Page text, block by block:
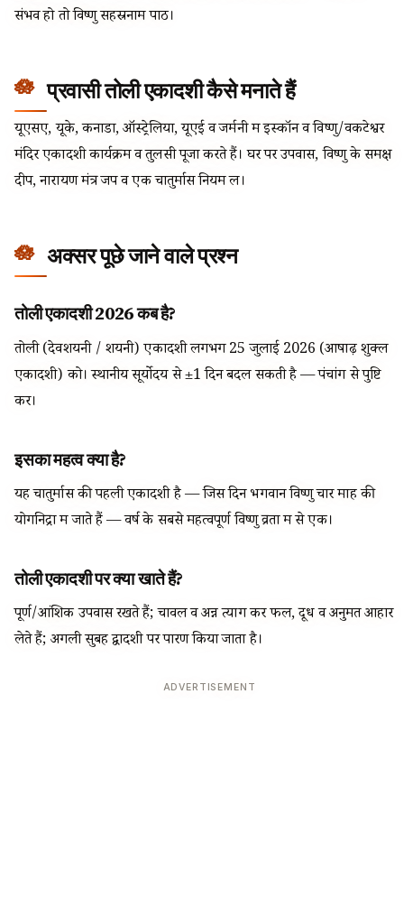
संभव हो तो विष्णु सहस्रनाम पाठ।
प्रवासी तोली एकादशी कैसे मनाते हैं
यूएसए, यूके, कनाडा, ऑस्ट्रेलिया, यूएई व जर्मनी में इस्कॉन व विष्णु/वेंकटेश्वर
मंदिर एकादशी कार्यक्रम व तुलसी पूजा करते हैं। घर पर उपवास, विष्णु के समक्ष
दीप, नारायण मंत्र जप व एक चातुर्मास नियम लें।
अक्सर पूछे जाने वाले प्रश्न
तोली एकादशी 2026 कब है?
तोली (देवशयनी / शयनी) एकादशी लगभग 25 जुलाई 2026 (आषाढ़ शुक्ल
एकादशी) को। स्थानीय सूर्योदय से ±1 दिन बदल सकती है — पंचांग से पुष्टि
करें।
इसका महत्व क्या है?
यह चातुर्मास की पहली एकादशी है — जिस दिन भगवान विष्णु चार माह की
योगनिद्रा में जाते हैं — वर्ष के सबसे महत्वपूर्ण विष्णु व्रतों में से एक।
तोली एकादशी पर क्या खाते हैं?
पूर्ण/आंशिक उपवास रखते हैं; चावल व अन्न त्याग कर फल, दूध व अनुमत आहार
लेते हैं; अगली सुबह द्वादशी पर पारण किया जाता है।
ADVERTISEMENT